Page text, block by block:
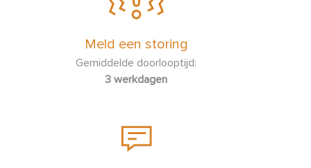
Meld een storing
Gemiddelde doorlooptijd:
3 werkdagen